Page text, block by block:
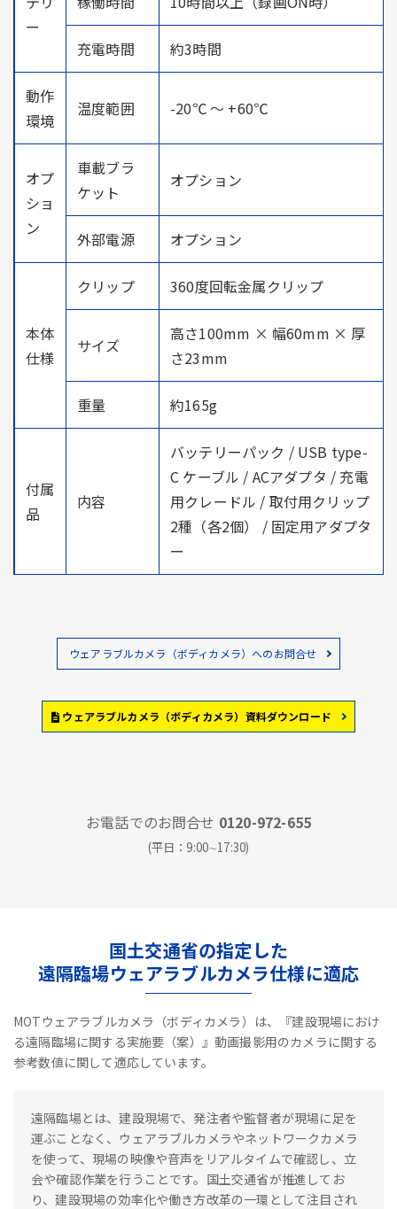
ー
充電時間 約3時間
動作
環境
温度範囲 -20℃ ～ +60℃
オプ
ショ
ン
車載ブラ
ケット
オプション
外部電源 オプション
本体
仕様
クリップ 360度回転金属クリップ
サイズ
高さ100mm × 幅60mm × 厚
さ23mm
重量 約165g
付属
品
内容
バッテリーパック / USB type-
C ケーブル / ACアダプタ / 充電
用クレードル / 取付用クリップ
2種（各2個） / 固定用アダプタ
ー
ウェアラブルカメラ（ボディカメラ）へのお問合せ
ウェアラブルカメラ（ボディカメラ）資料ダウンロード
お電話でのお問合せ 0120-972-655
(平日：9:00∼17:30)
国土交通省の指定した
遠隔臨場ウェアラブルカメラ仕様に適応
MOTウェアラブルカメラ（ボディカメラ）は、『建設現場におけ
る遠隔臨場に関する実施要（案）』動画撮影用のカメラに関する
参考数値に関して適応しています。
遠隔臨場とは、建設現場で、発注者や監督者が現場に足を
運ぶことなく、ウェアラブルカメラやネットワークカメラ
を使って、現場の映像や音声をリアルタイムで確認し、立
会や確認作業を行うことです。国土交通省が推進してお
り、建設現場の効率化や働き方改革の一環として注目され